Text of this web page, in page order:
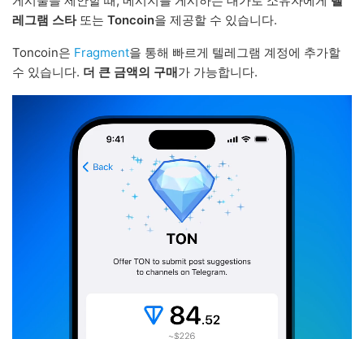
레그램 스타또는 Toncoin을 제공할 수 있습니다.
Toncoin은 Fragment을 통해 빠르게 텔레그램 계정에 추가할
수 있습니다. 더 큰 금액의 구매가 가능합니다.